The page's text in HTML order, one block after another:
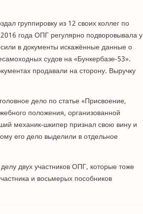
группировку из 12 своих коллег по
года ОПГ регулярно подворовывала у
в документы искажённые данные о
судов на «Бункербазе-53».
продавали на сторону. Выручку
дело по статье «Присвоение,
положения, организованной
механик-шкипер признал свою вину и
его дело выделили в отдельное
двух участников ОПГ, которые тоже
и восьмерых пособников